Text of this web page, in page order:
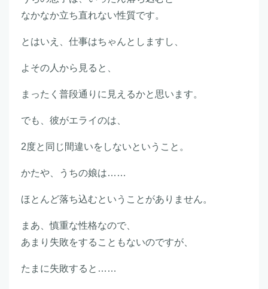
なかなか立ち直れない性質です。
とはいえ、仕事はちゃんとしますし、
よその人から見ると、
まったく普段通りに見えるかと思います。
でも、彼がエライのは、
2度と同じ間違いをしないということ。
かたや、うちの娘は……
ほとんど落ち込むということがありません。
まあ、慎重な性格なので、
あまり失敗をすることもないのですが、
たまに失敗すると……